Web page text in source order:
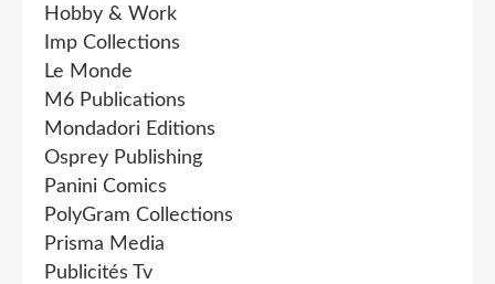
Hobby & Work
Imp Collections
Le Monde
M6 Publications
Mondadori Editions
Osprey Publishing
Panini Comics
PolyGram Collections
Prisma Media
Publicités Tv